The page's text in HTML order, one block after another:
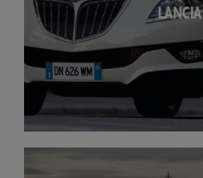
LANCIA